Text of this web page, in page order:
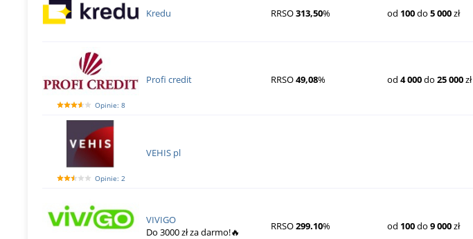
Kredu RRSO313,50% od 100do5 000zł
Opinie: 8
Profi credit RRSO49,08% od4 000do25 000zł
Opinie: 2
VEHIS pl
VIVIGO
Do 3000 zł za darmo!🔥
RRSO299.10% od 100do9 000zł